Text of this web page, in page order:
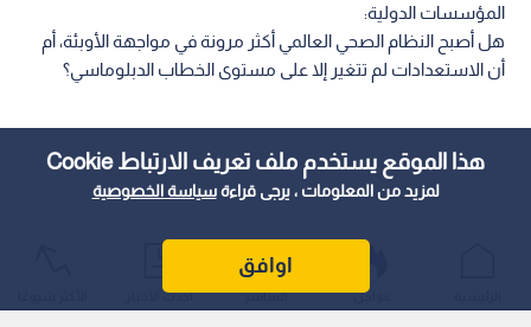
هذا الموقع يستخدم ملف تعريف الارتباط Cookie
لمزيد من المعلومات ، يرجى قراءةسياسة الخصوصية
اوافق
المؤسسات الدولية:
هل أصبح النظام الصحي العالمي أكثر مرونة في مواجهة الأوبئة، أم
أن الاستعدادات لم تتغير إلا على مستوى الخطاب الدبلوماسي؟
عواجل المباشر أحدث الأخبار